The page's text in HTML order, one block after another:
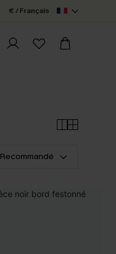
€ / Français
Recommandé